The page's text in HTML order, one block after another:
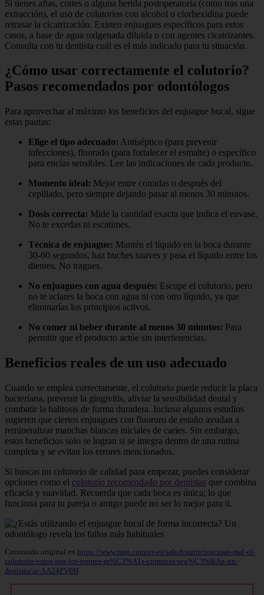
Si tienes aftas, cortes o alguna herida postoperatoria (como tras una
extracción), el uso de colutorios con alcohol o clorhexidina puede
retrasar la cicatrización. Existen enjuagues específicos para estos
casos, a base de agua oxigenada diluida o con agentes cicatrizantes.
Consulta con tu dentista cuál es el más indicado para tu situación.
¿Cómo usar correctamente el colutorio?
Pasos recomendados por odontólogos
Para aprovechar al máximo los beneficios del enjuague bucal, sigue
estas pautas:
Elige el tipo adecuado: Antiséptico (para prevenir
infecciones), fluorado (para fortalecer el esmalte) o específico
para encías sensibles. Lee las indicaciones de cada producto.
Momento ideal: Mejor entre comidas o después del
cepillado, pero siempre dejando pasar al menos 30 minutos.
Dosis correcta: Mide la cantidad exacta que indica el envase.
No te excedas ni escatimes.
Técnica de enjuague: Mantén el líquido en la boca durante
30-60 segundos, haz buches suaves y pasa el líquido entre los
dientes. No tragues.
No enjuagues con agua después: Escupe el colutorio, pero
no te aclares la boca con agua ni con otro líquido, ya que
eliminarías los principios activos.
No comer ni beber durante al menos 30 minutos: Para
permitir que el producto actúe sin interferencias.
Beneficios reales de un uso adecuado
Cuando se emplea correctamente, el colutorio puede reducir la placa
bacteriana, prevenir la gingivitis, aliviar la sensibilidad dental y
combatir la halitosis de forma duradera. Incluso algunos estudios
sugieren que ciertos enjuagues con fluoruro de estaño ayudan a
remineralizar manchas blancas iniciales de caries. Sin embargo,
estos beneficios solo se logran si se integra dentro de una rutina
completa y se evitan los errores mencionados.
Si buscas un colutorio de calidad para empezar, puedes considerar
opciones como el colutorio recomendado por dentistas que combina
eficacia y suavidad. Recuerda que cada boca es única; lo que
funciona para tu pareja o amigo puede no ser lo mejor para ti.
Contenido original en https://www.msn.com/es-es/salud/nutricion/usas-mal-el-
colutorio-estos-son-los-errores-m%C3%A1s-comunes-seg%C3%BAn-un-
dentista/ar-AA24PV0H